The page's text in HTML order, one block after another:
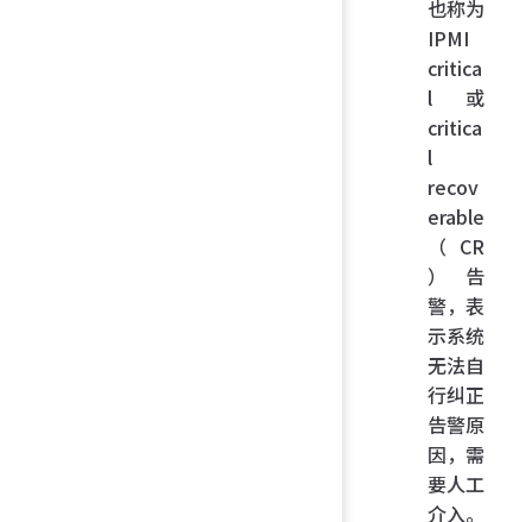
也称为
IPMI
critica
l 或
critica
l
recov
erable
（CR
）告
警，表
示系统
无法自
行纠正
告警原
因，需
要人工
介入。